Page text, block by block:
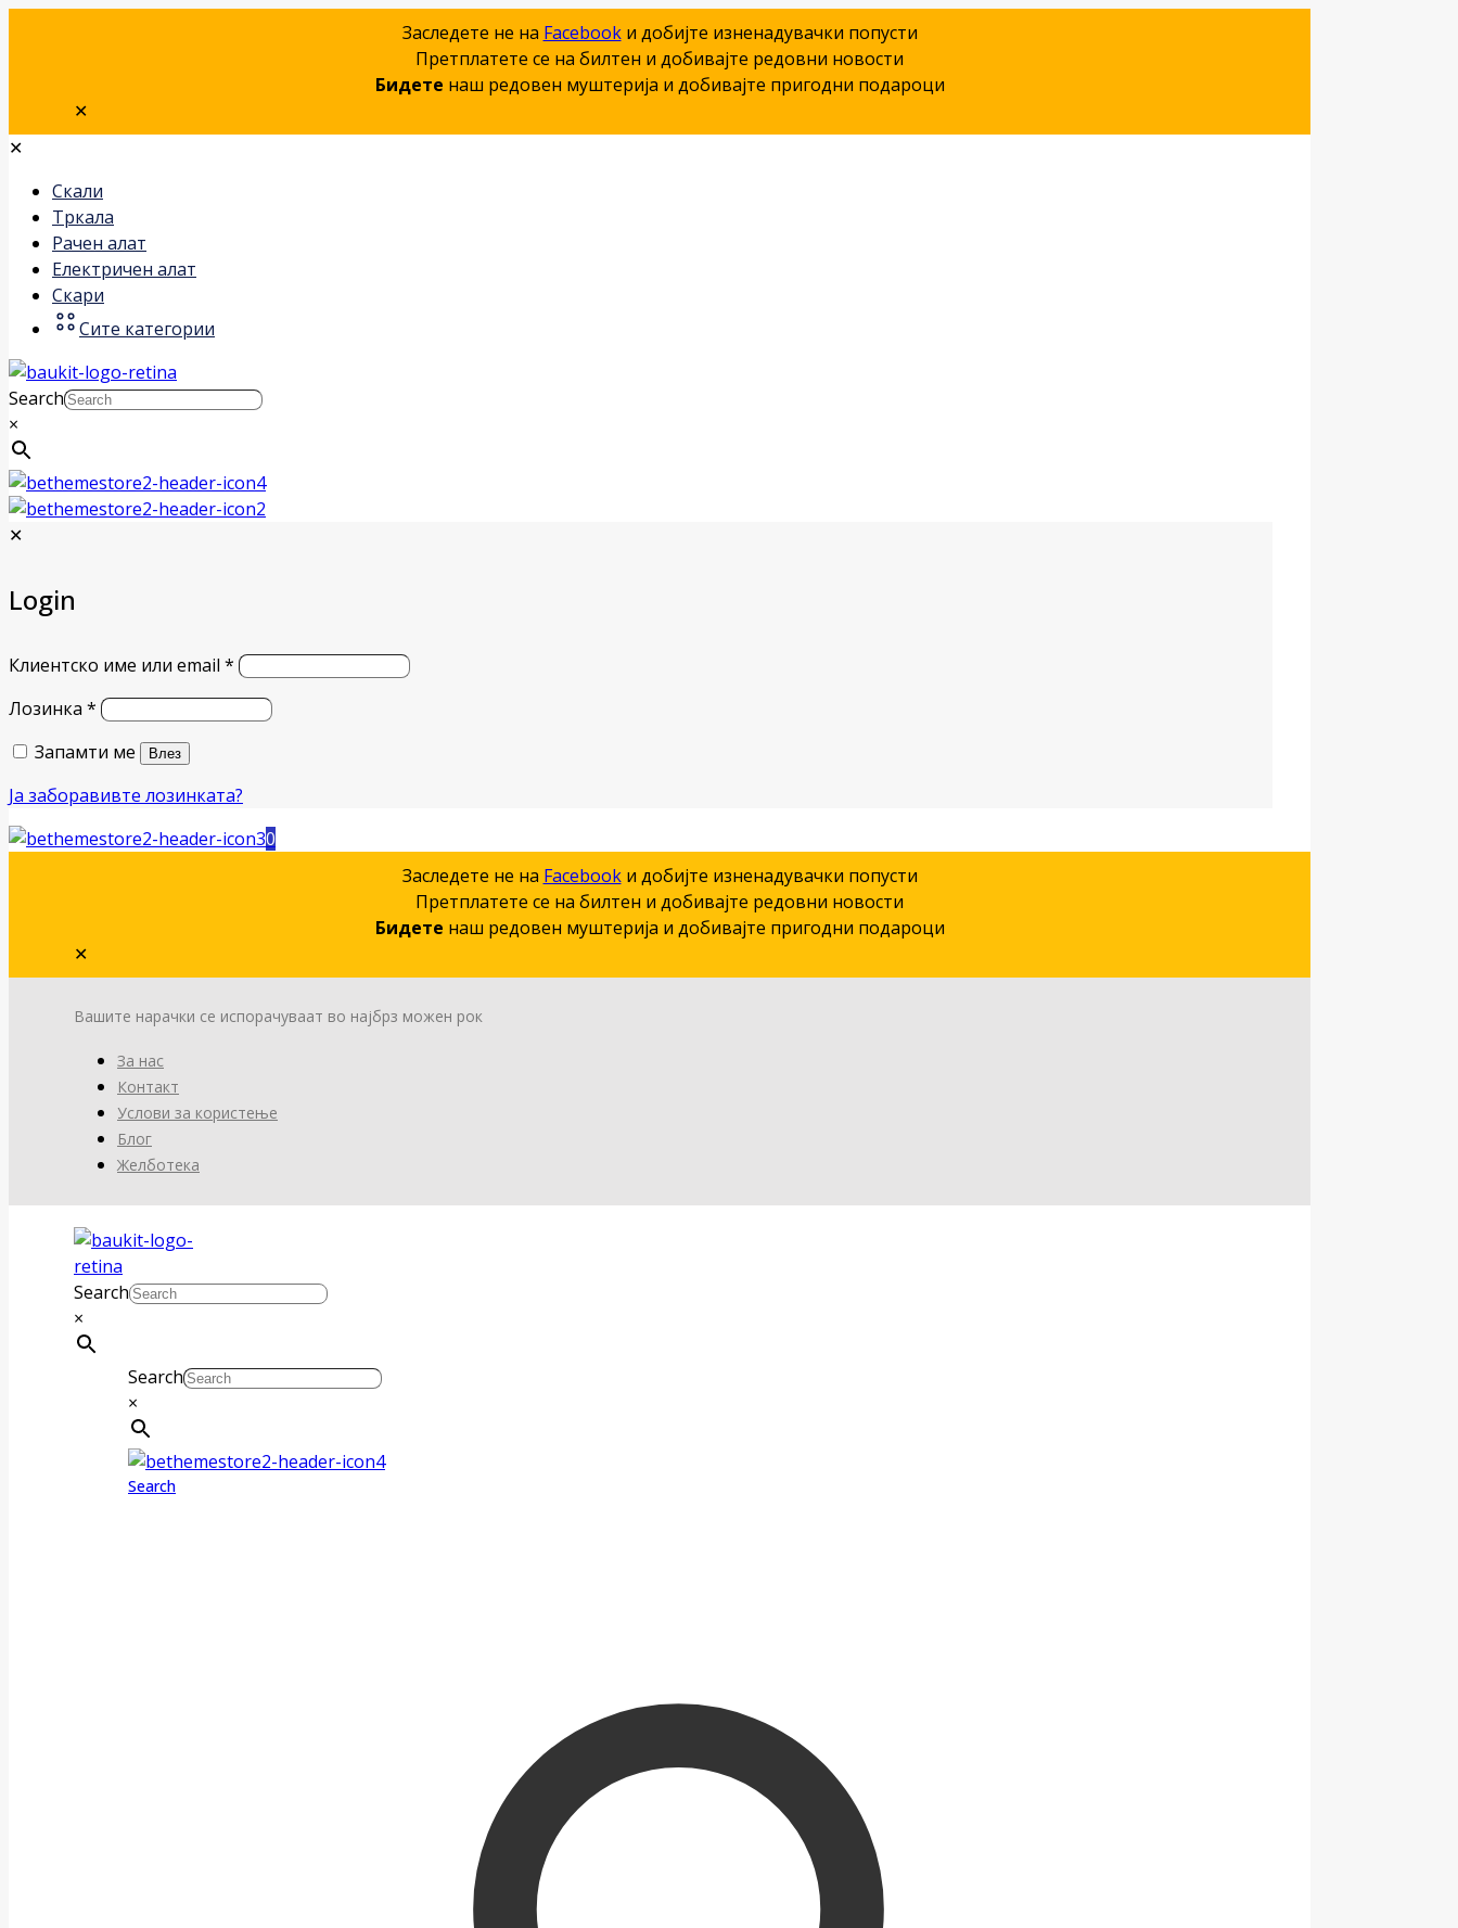
Заследете не на Facebookи добијте изненадувачки попусти
Претплатете се на билтен и добивајте редовни новости
Бидете наш редовен муштерија и добивајте пригодни подароци
✕
✕
Скали
Тркала
Рачен алат
Електричен алат
Скари
Сите категории
Search
×
✕
Login
Клиентско име или email *
Лозинка *
Запамти ме
Влез
Ја заборавивте лозинката?
0
Заследете не на Facebookи добијте изненадувачки попусти
Претплатете се на билтен и добивајте редовни новости
Бидете наш редовен муштерија и добивајте пригодни подароци
✕
Вашите нарачки се испорачуваат во најбрз можен рок
За нас
Контакт
Услови за користење
Блог
Желботека
Search
×
Search
×
Search